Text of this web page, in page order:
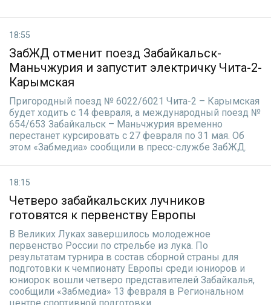
18:55
ЗабЖД отменит поезд Забайкальск-
Маньчжурия и запустит электричку Чита-2-
Карымская
Пригородный поезд № 6022/6021 Чита-2 – Карымская
будет ходить с 14 февраля, а международный поезд №
654/653 Забайкальск – Маньчжурия временно
перестанет курсировать с 27 февраля по 31 мая. Об
этом «Забмедиа» сообщили в пресс-службе ЗабЖД.
18:15
Четверо забайкальских лучников
готовятся к первенству Европы
В Великих Луках завершилось молодежное
первенство России по стрельбе из лука. По
результатам турнира в состав сборной страны для
подготовки к чемпионату Европы среди юниоров и
юниорок вошли четверо представителей Забайкалья,
сообщили «Забмедиа» 13 февраля в Региональном